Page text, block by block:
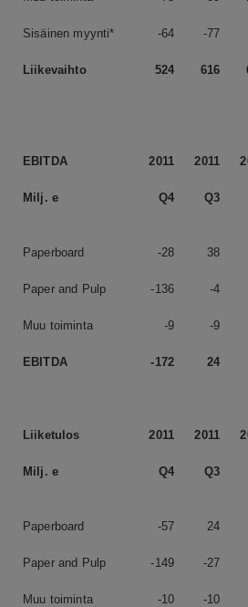
Sisäinen myynti* -64 -77
Liikevaihto 524 616
EBITDA 2011 2011
Milj. e Q4 Q3
Paperboard -28 38
Paper and Pulp -136 -4
Muu toiminta -9 -9
EBITDA -172 24
Liiketulos 2011 2011
Milj. e Q4 Q3
Paperboard -57 24
Paper and Pulp -149 -27
Muu toiminta -10 -10